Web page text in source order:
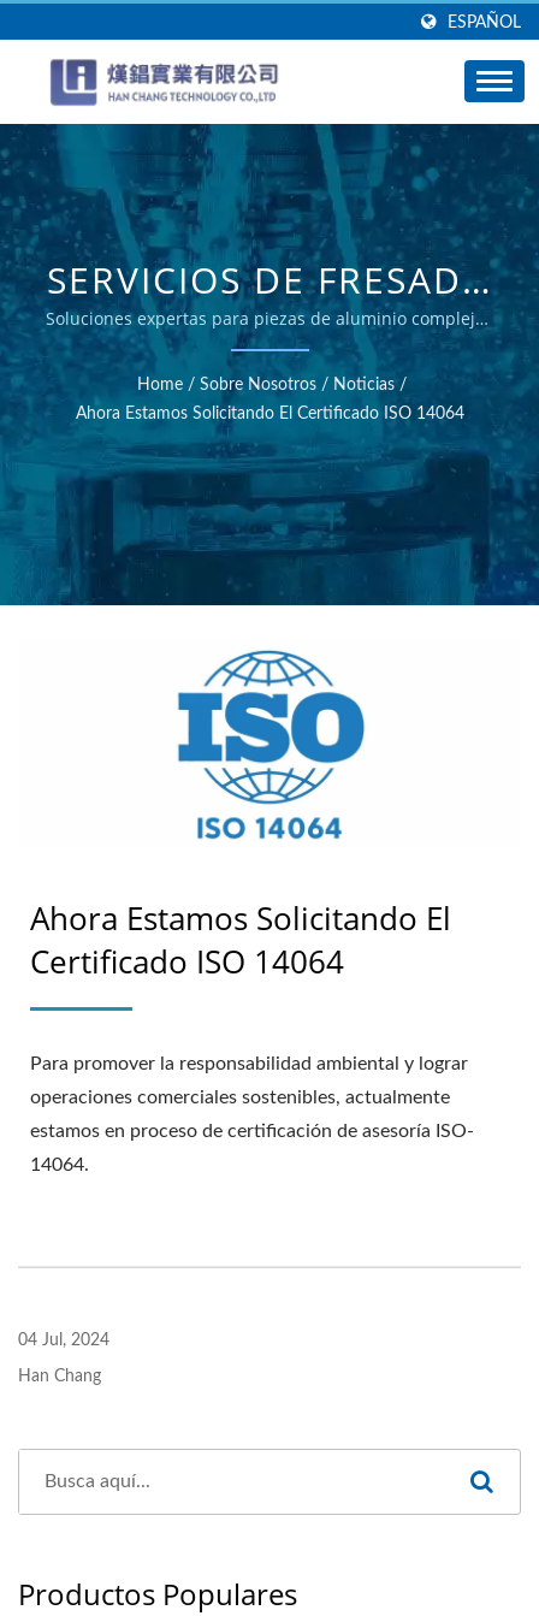
ESPAÑOL
SERVICIOS DE FRESADO
CNC CERTIFICADOS
POR ISO - HAN CHANG
Soluciones expertas para piezas de aluminio complejas
- Han Chang
Home / Sobre Nosotros / Noticias /
Ahora Estamos Solicitando El Certificado ISO 14064
Ahora Estamos Solicitando El
Certificado ISO 14064
Para promover la responsabilidad ambiental y lograr
operaciones comerciales sostenibles, actualmente
estamos en proceso de certificación de asesoría ISO-
14064.
04 Jul, 2024
Han Chang
Productos Populares